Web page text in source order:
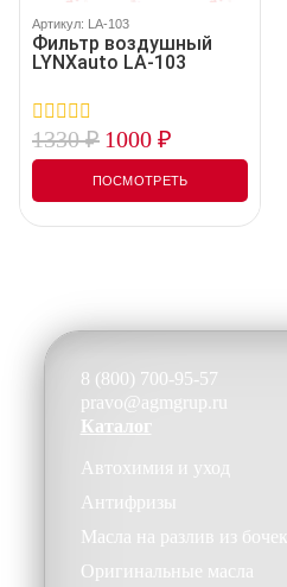
Артикул: LA-103
Фильтр воздушный
LYNXauto LA-103
0
out
5
1330₽ 1000 ₽
ПОСМОТРЕТЬ
8 (800) 700-95-57
pravo@agmgrup.ru
Каталог
Автохимия и уход
Антифризы
Масла на разлив из бочек
Оригинальные масла